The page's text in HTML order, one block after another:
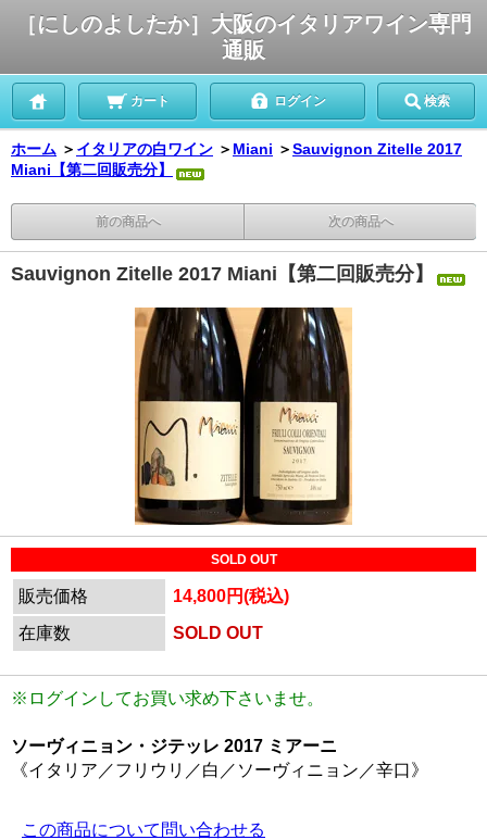
［にしのよしたか］大阪のイタリアワイン専門
通販
カート ログイン 検索
ホーム ＞ イタリアの白ワイン ＞ Miani ＞Sauvignon Zitelle 2017
Miani【第二回販売分】
前の商品へ 次の商品へ
Sauvignon Zitelle 2017 Miani【第二回販売分】
SOLD OUT
販売価格
14,800円(税込)
在庫数
SOLD OUT
※ログインしてお買い求め下さいませ。
ソーヴィニョン・ジテッレ 2017 ミアーニ
《イタリア／フリウリ／白／ソーヴィニョン／辛口》
この商品について問い合わせる